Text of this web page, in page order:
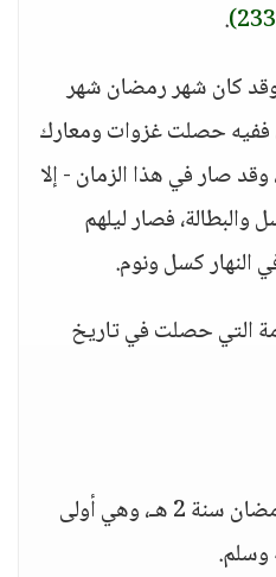
.
كان شهر رمضان شهر
ففيه حصلت غزوات ومعارك
صار في هذا الزمان - إلا
والبطالة، فصار ليلهم
النهار كسل ونوم.
التي حصلت في تاريخ
غزوة بدروحدثت في 17 رمضان سنة 2 هـ، وهي أولى
وسلم.